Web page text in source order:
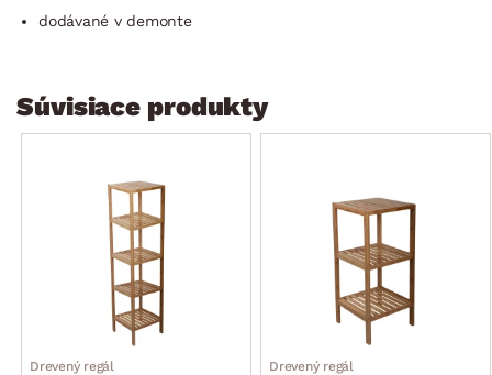
dodávané v demonte
Súvisiace produkty
Drevený regál Drevený regál